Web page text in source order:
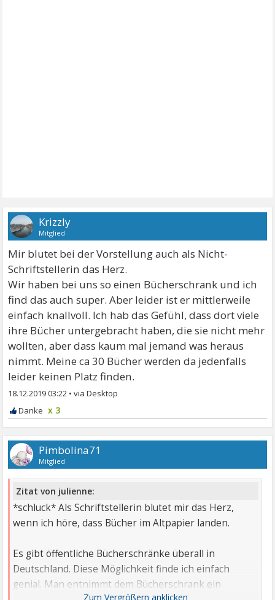
Krizzly
Mitglied
Mir blutet bei der Vorstellung auch als Nicht-
Schriftstellerin das Herz.
Wir haben bei uns so einen Bücherschrank und ich
find das auch super. Aber leider ist er mittlerweile
einfach knallvoll. Ich hab das Gefühl, dass dort viele
ihre Bücher untergebracht haben, die sie nicht mehr
wollten, aber dass kaum mal jemand was heraus
nimmt. Meine ca 30 Bücher werden da jedenfalls
leider keinen Platz finden.
18.12.2019 03:22 •
x 3
Pimbolina71
Mitglied
Zitat von julienne:
*schluck* Als Schriftstellerin blutet mir das Herz,
wenn ich höre, dass Bücher im Altpapier landen.
Es gibt öffentliche Bücherschränke überall in
Deutschland. Diese Möglichkeit finde ich einfach
genial. Man entnimmt dem Bücherschrank ein